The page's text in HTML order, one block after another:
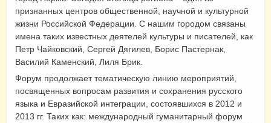
признанных центров общественной, научной и культурной
жизни Российской Федерации. С нашим городом связаны
имена таких известных деятелей культуры и писателей, как
Петр Чайковский, Сергей Дягилев, Борис Пастернак,
Василий Каменский, Лиля Брик.
Форум продолжает тематическую линию мероприятий,
посвященных вопросам развития и сохранения русского
языка и Евразийской интеграции, состоявшихся в 2012 и
2013 гг. Таких как: международный гуманитарный форум